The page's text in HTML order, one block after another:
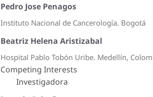
Pedro Jose Penagos
Instituto Nacional de Cancerología. Bogotá
Beatriz Helena Aristizabal
Hospital Pablo Tobón Uribe. Medellín,
Competing Interests
Investigadora